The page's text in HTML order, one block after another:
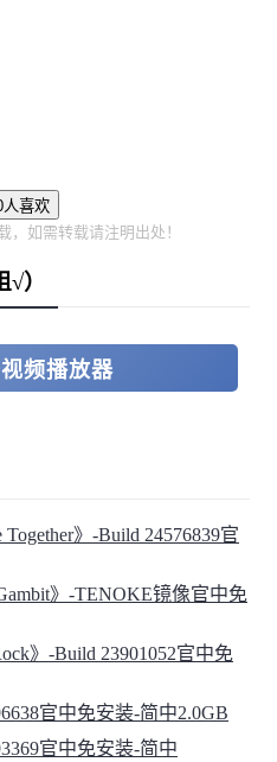
人喜欢
，如需转载请注明出处！
）
频播放器
》-Build 24576839官
》-TENOKE镜像官中免
》-Build 23901052官中免
官中免安装-简中2.0GB
官中免安装-简中